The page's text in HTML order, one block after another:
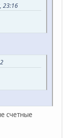
23:16
счетные